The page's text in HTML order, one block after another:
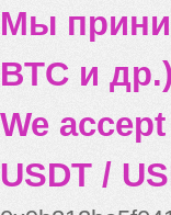
Мы
BTC и
We
USDT /